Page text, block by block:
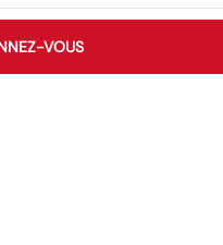
VOUS